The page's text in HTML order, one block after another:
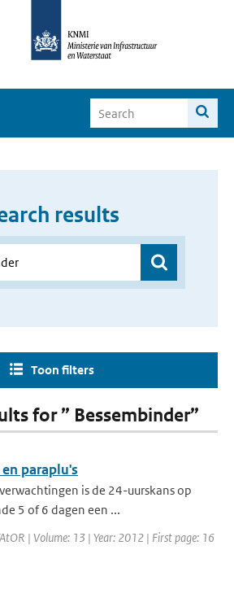
results
Toon filters
for ” Bessembinder”
paraplu's
is de 24-uurskans op
5 of 6 dagen een ...
| Volume: 13 | Year: 2012 | First page: 16